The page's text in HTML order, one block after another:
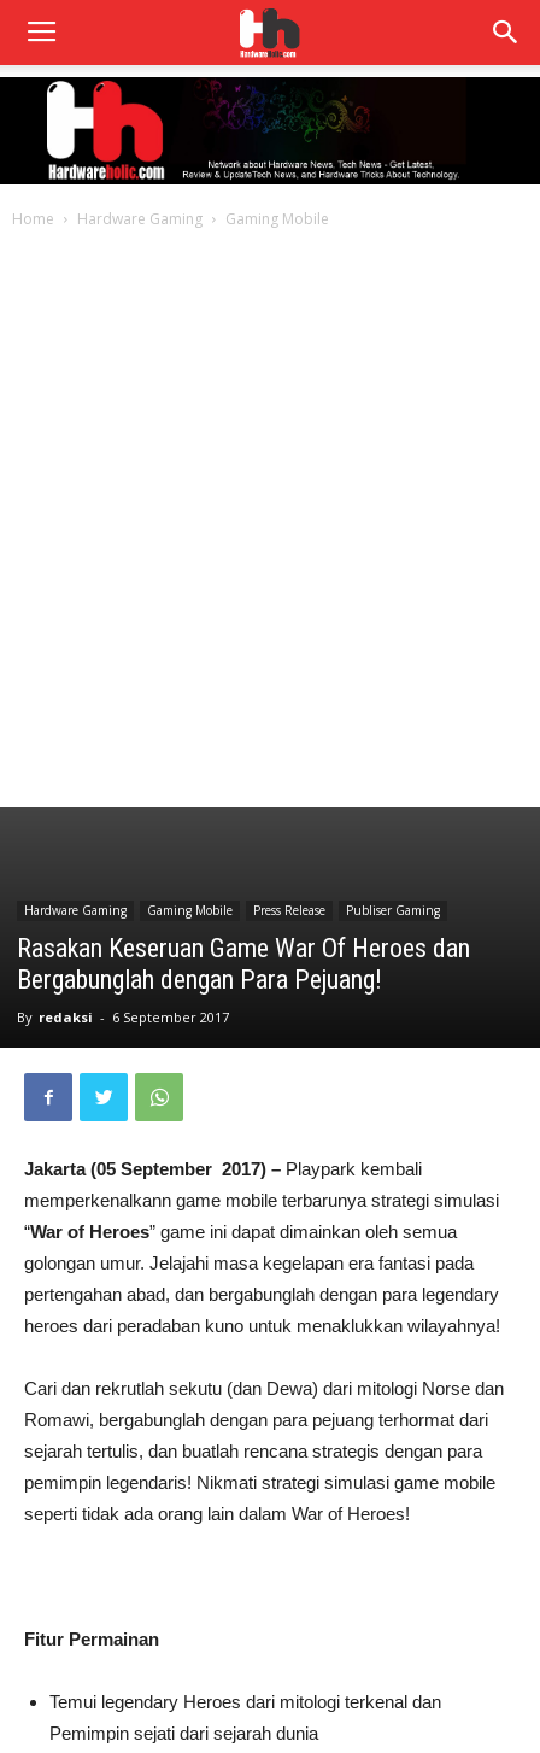
Home Hardware Gaming Gaming Mobile
Hardware Gaming Gaming Mobile Press Release Publiser Gaming
Rasakan Keseruan Game War Of Heroes dan
Bergabunglah dengan Para Pejuang!
By redaksi - 6 September 2017
Jakarta (05 September 2017) – Playpark kembali
memperkenalkann game mobile terbarunya strategi simulasi
“War of Heroes” game ini dapat dimainkan oleh semua
golongan umur. Jelajahi masa kegelapan era fantasi pada
pertengahan abad, dan bergabunglah dengan para legendary
heroes dari peradaban kuno untuk menaklukkan wilayahnya!
Cari dan rekrutlah sekutu (dan Dewa) dari mitologi Norse dan
Romawi, bergabunglah dengan para pejuang terhormat dari
sejarah tertulis, dan buatlah rencana strategis dengan para
pemimpin legendaris! Nikmati strategi simulasi game mobile
seperti tidak ada orang lain dalam War of Heroes!
Fitur Permainan
Temui legendary Heroes dari mitologi terkenal dan
Pemimpin sejati dari sejarah dunia